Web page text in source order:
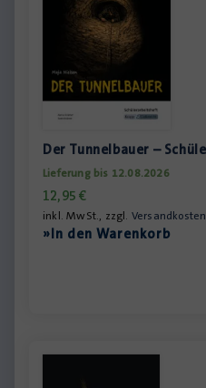
Der Tunnelbauer –
Lieferung bis 12.08.2026
12,95€
inkl. MwSt., zzgl. Versandkosten
»In den Warenkorb